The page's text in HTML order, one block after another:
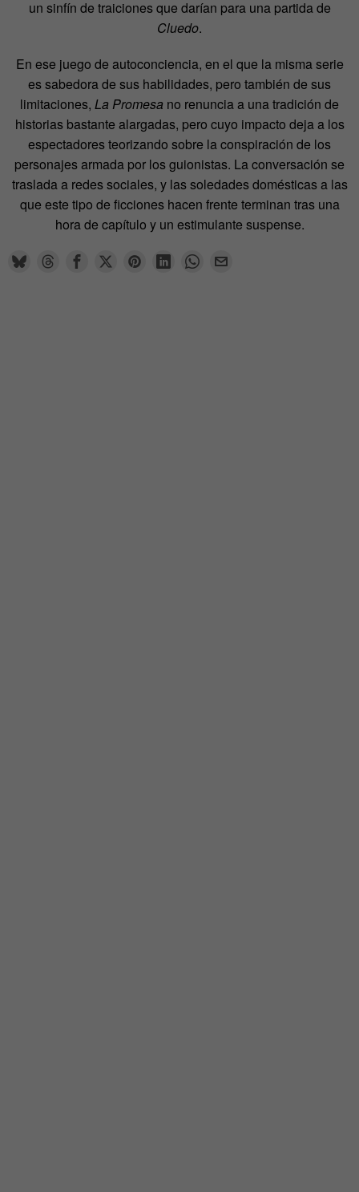
un sinfín de traiciones que darían para una partida de
Cluedo.
En ese juego de autoconciencia, en el que la misma serie
es sabedora de sus habilidades, pero también de sus
limitaciones, La Promesa no renuncia a una tradición de
historias bastante alargadas, pero cuyo impacto deja a los
espectadores teorizando sobre la conspiración de los
personajes armada por los guionistas. La conversación se
traslada a redes sociales, y las soledades domésticas a las
que este tipo de ficciones hacen frente terminan tras una
hora de capítulo y un estimulante suspense.